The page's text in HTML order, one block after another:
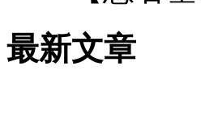
最新文章